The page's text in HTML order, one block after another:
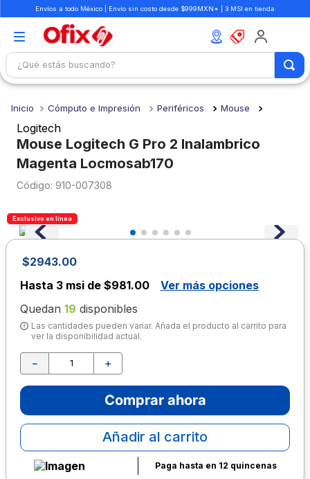
Envíos a todo México | Envío sin costo desde $999MXN* | 3 MSI en tienda
¿Qué estás buscando?
Cómputo e Impresión Periféricos Mouse
Logitech
Mouse Logitech G Pro 2 Inalambrico
Magenta Locmosab170
: 910-007308
Exclusivo en línea
$2943.00
Hasta 3 msi de $981.00
Ver más opciones
Quedan 19 disponibles
Las cantidades pueden variar. Añada el producto al carrito para
ver la disponibilidad actual.
＋
－
Comprar ahora
Añadir al carrito
Paga hasta en 12 quincenas
1.
mochilas
2 .
libretas
3.
cuaderno
4.
cuadernos
5.
colores
6.
boligrafo
7.
escolar
8.
sacapuntas
9.
lapiz
10 . escritorio